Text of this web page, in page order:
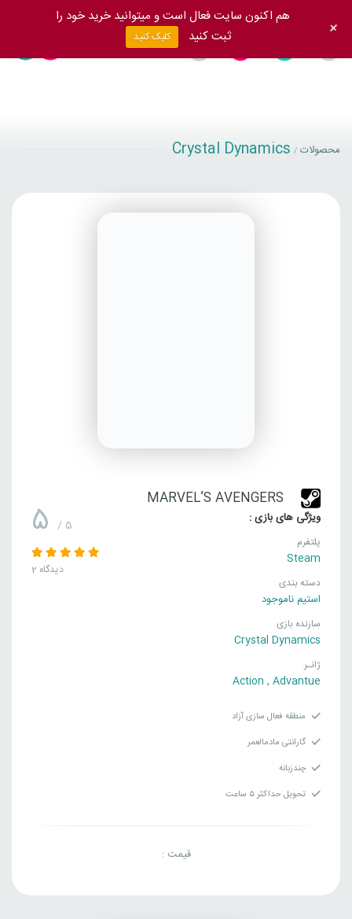
محصولات /
Crystal Dynamics
MARVEL’S AVENGERS
ویژگی های بازی :
پلتفرم
Steam
دسته بندی
استیم ناموجود
سازنده بازی
Crystal Dynamics
ژانـر
Action , Advantue
5 / 5
2 دیدگاه
منطقه فعال سازی آزاد
گارانتی مادمالعمر
چندزبانه
تحویل حداکثر ۵ ساعت
قیمت :
هم اکنون سایت فعال است و میتوانید خرید خود را
ثبت کنید
کلیک کنید +